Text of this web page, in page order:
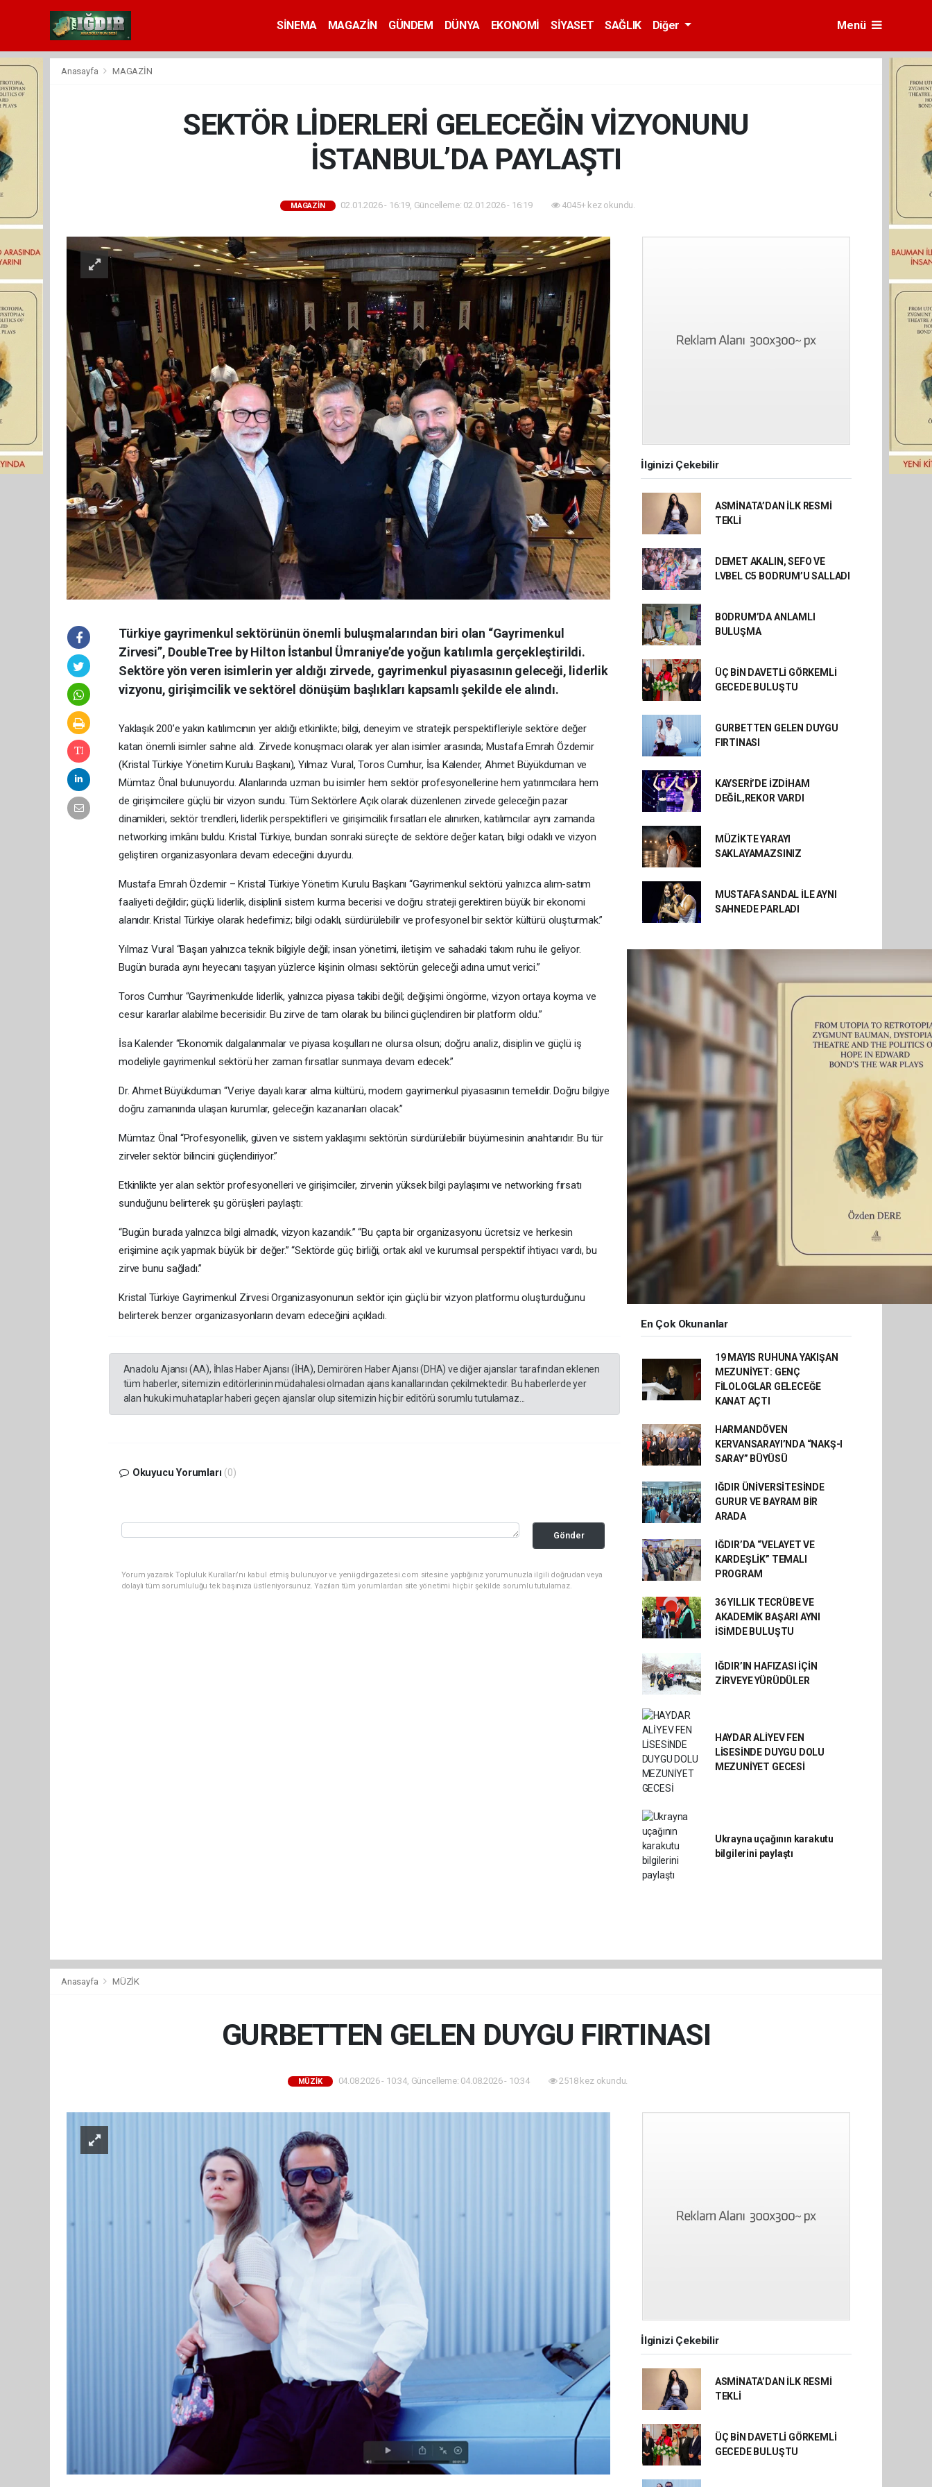
SİNEMA MAGAZİN GÜNDEM DÜNYA EKONOMİ SİYASET SAĞLIK Diğer Menü
Anasayfa MAGAZİN
SEKTÖR LİDERLERİ GELECEĞİN VİZYONUNU
İSTANBUL’DA PAYLAŞTI
MAGAZİN 02.01.2026 - 16:19, Güncelleme: 02.01.2026 - 16:19 4045+ kez okundu.
Türkiye gayrimenkul sektörünün önemli buluşmalarından biri olan “Gayrimenkul
Zirvesi”, DoubleTree by Hilton İstanbul Ümraniye’de yoğun katılımla gerçekleştirildi.
Sektöre yön veren isimlerin yer aldığı zirvede, gayrimenkul piyasasının geleceği, liderlik
vizyonu, girişimcilik ve sektörel dönüşüm başlıkları kapsamlı şekilde ele alındı.
Yaklaşık 200’e yakın katılımcının yer aldığı etkinlikte; bilgi, deneyim ve stratejik perspektifleriyle sektöre değer
katan önemli isimler sahne aldı. Zirvede konuşmacı olarak yer alan isimler arasında; Mustafa Emrah Özdemir
(Kristal Türkiye Yönetim Kurulu Başkanı), Yılmaz Vural, Toros Cumhur, İsa Kalender, Ahmet Büyükduman ve
Mümtaz Önal bulunuyordu. Alanlarında uzman bu isimler hem sektör profesyonellerine hem yatırımcılara hem
de girişimcilere güçlü bir vizyon sundu. Tüm Sektörlere Açık olarak düzenlenen zirvede geleceğin pazar
dinamikleri, sektör trendleri, liderlik perspektifleri ve girişimcilik fırsatları ele alınırken, katılımcılar aynı zamanda
networking imkânı buldu. Kristal Türkiye, bundan sonraki süreçte de sektöre değer katan, bilgi odaklı ve vizyon
geliştiren organizasyonlara devam edeceğini duyurdu.
Mustafa Emrah Özdemir – Kristal Türkiye Yönetim Kurulu Başkanı “Gayrimenkul sektörü yalnızca alım-satım
faaliyeti değildir; güçlü liderlik, disiplinli sistem kurma becerisi ve doğru strateji gerektiren büyük bir ekonomi
alanıdır. Kristal Türkiye olarak hedefimiz; bilgi odaklı, sürdürülebilir ve profesyonel bir sektör kültürü oluşturmak.”
Yılmaz Vural “Başarı yalnızca teknik bilgiyle değil; insan yönetimi, iletişim ve sahadaki takım ruhu ile geliyor.
Bugün burada aynı heyecanı taşıyan yüzlerce kişinin olması sektörün geleceği adına umut verici.”
Toros Cumhur “Gayrimenkulde liderlik, yalnızca piyasa takibi değil; değişimi öngörme, vizyon ortaya koyma ve
cesur kararlar alabilme becerisidir. Bu zirve de tam olarak bu bilinci güçlendiren bir platform oldu.”
İsa Kalender “Ekonomik dalgalanmalar ve piyasa koşulları ne olursa olsun; doğru analiz, disiplin ve güçlü iş
modeliyle gayrimenkul sektörü her zaman fırsatlar sunmaya devam edecek.”
Dr. Ahmet Büyükduman “Veriye dayalı karar alma kültürü, modern gayrimenkul piyasasının temelidir. Doğru bilgiye
doğru zamanında ulaşan kurumlar, geleceğin kazananları olacak.”
Mümtaz Önal “Profesyonellik, güven ve sistem yaklaşımı sektörün sürdürülebilir büyümesinin anahtarıdır. Bu tür
zirveler sektör bilincini güçlendiriyor.”
Etkinlikte yer alan sektör profesyonelleri ve girişimciler, zirvenin yüksek bilgi paylaşımı ve networking fırsatı
sunduğunu belirterek şu görüşleri paylaştı:
“Bugün burada yalnızca bilgi almadık, vizyon kazandık.” “Bu çapta bir organizasyonu ücretsiz ve herkesin
erişimine açık yapmak büyük bir değer.” “Sektörde güç birliği, ortak akıl ve kurumsal perspektif ihtiyacı vardı, bu
zirve bunu sağladı.”
Kristal Türkiye Gayrimenkul Zirvesi Organizasyonunun sektör için güçlü bir vizyon platformu oluşturduğunu
belirterek benzer organizasyonların devam edeceğini açıkladı.
Anadolu Ajansı (AA), İhlas Haber Ajansı (İHA), Demirören Haber Ajansı (DHA) ve diğer ajanslar tarafından eklenen
tüm haberler, sitemizin editörlerinin müdahalesi olmadan ajans kanallarından çekilmektedir. Bu haberlerde yer
alan hukuki muhataplar haberi geçen ajanslar olup sitemizin hiç bir editörü sorumlu tutulamaz...
Okuyucu Yorumları (0)
Gönder
Yorum yazarak Topluluk Kuralları’nı kabul etmiş bulunuyor ve yeniigdirgazetesi.com sitesine yaptığınız yorumunuzla ilgili doğrudan veya
dolaylı tüm sorumluluğu tek başınıza üstleniyorsunuz. Yazılan tüm yorumlardan site yönetimi hiçbir şekilde sorumlu tutulamaz.
İlginizi Çekebilir
ASMİNATA’DAN İLK RESMİ
TEKLİ
DEMET AKALIN, SEFO VE
LVBEL C5 BODRUM’U SALLADI
BODRUM’DA ANLAMLI
BULUŞMA
ÜÇ BİN DAVETLİ GÖRKEMLİ
GECEDE BULUŞTU
GURBETTEN GELEN DUYGU
FIRTINASI
KAYSERİ’DE İZDİHAM
DEĞİL,REKOR VARDI
MÜZİKTE YARAYI
SAKLAYAMAZSINIZ
MUSTAFA SANDAL İLE AYNI
SAHNEDE PARLADI
En Çok Okunanlar
19 MAYIS RUHUNA YAKIŞAN
MEZUNİYET: GENÇ
FİLOLOGLAR GELECEĞE
KANAT AÇTI
HARMANDÖVEN
KERVANSARAYI’NDA “NAKŞ-I
SARAY” BÜYÜSÜ
IĞDIR ÜNİVERSİTESİNDE
GURUR VE BAYRAM BİR
ARADA
IĞDIR’DA “VELAYET VE
KARDEŞLİK” TEMALI
PROGRAM
36 YILLIK TECRÜBE VE
AKADEMİK BAŞARI AYNI
İSİMDE BULUŞTU
IĞDIR’IN HAFIZASI İÇİN
ZİRVEYE YÜRÜDÜLER
HAYDAR ALİYEV FEN
LİSESİNDE DUYGU DOLU
MEZUNİYET GECESİ
Ukrayna uçağının karakutu
bilgilerini paylaştı
Anasayfa MÜZİK
GURBETTEN GELEN DUYGU FIRTINASI
MÜZİK 04.08.2026 - 10:34, Güncelleme: 04.08.2026 - 10:34 2518 kez okundu.
İlginizi Çekebilir
ASMİNATA’DAN İLK RESMİ
TEKLİ
ÜÇ BİN DAVETLİ GÖRKEMLİ
GECEDE BULUŞTU